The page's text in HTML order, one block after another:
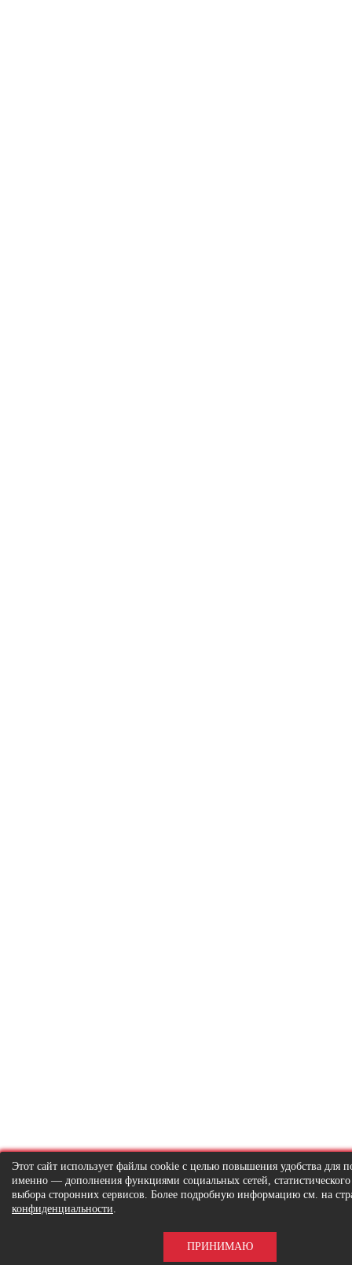
Этот сайт использует файлы cookie с целью повышения удобства для
именно — дополнения функциями социальных сетей, статистического
выбора сторонних сервисов. Более подробную информацию см. на
конфиденциальности.
ПРИНИМАЮ